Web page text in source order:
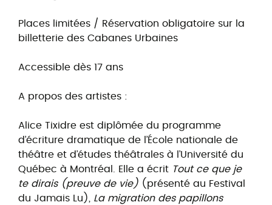
Places limitées / Réservation obligatoire sur la
billetterie des Cabanes Urbaines
Accessible dès 17 ans
A propos des artistes :
Alice Tixidre est diplômée du programme
d’écriture dramatique de l’École nationale de
théâtre et d’études théâtrales à l’Université du
Québec à Montréal. Elle a écrit Tout ce que je
te dirais (preuve de vie) (présenté au Festival
du Jamais Lu), La migration des papillons